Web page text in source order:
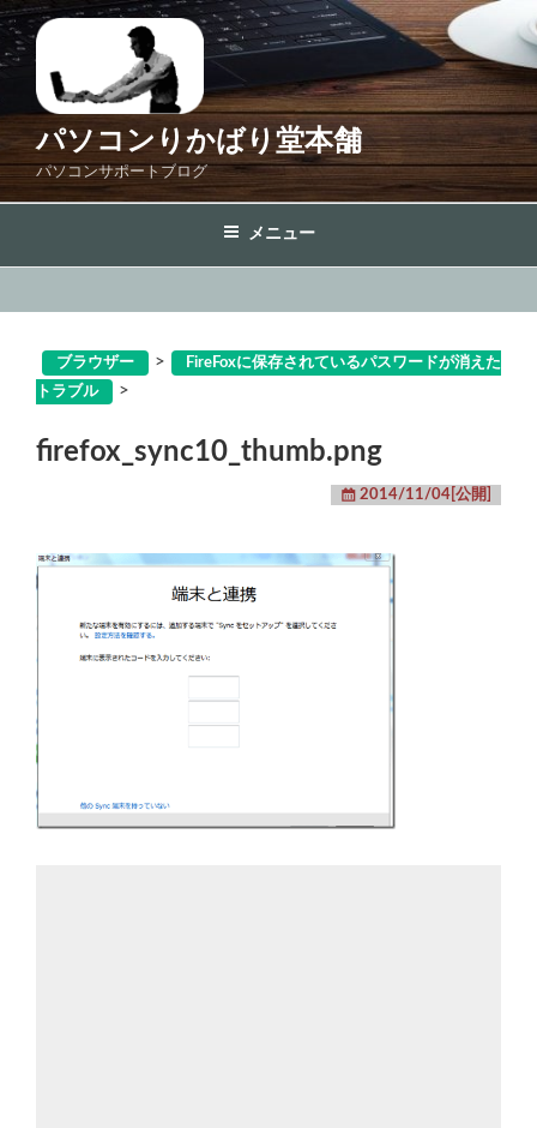
コ
ン
テ
ス
プ
パソコンりかばり堂本舗
パソコンサポートブログ
メニュー
ブラウザー >
FireFoxに保存されているパスワードが消えた
トラブル
>
firefox_sync10_thumb.png
2014/11/04[公開]